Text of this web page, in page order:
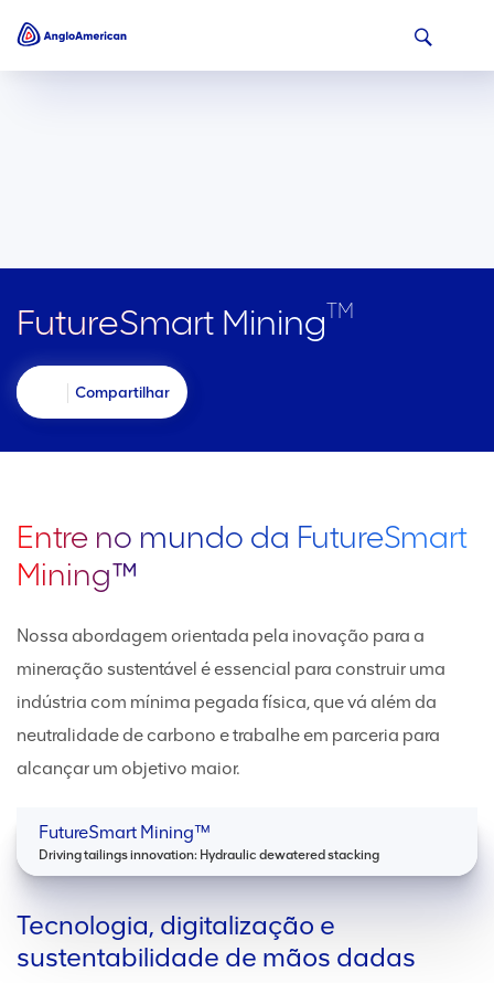
FutureSmart MiningTM
Compartilhar
FutureSmart Mining™
Driving tailings innovation: Hydraulic dewatered stacking
Entre no mundo da FutureSmart
Mining™
Nossa abordagem orientada pela inovação para a
mineração sustentável é essencial para construir uma
indústria com mínima pegada física, que vá além da
neutralidade de carbono e trabalhe em parceria para
alcançar um objetivo maior.
Tecnologia, digitalização e
sustentabilidade de mãos dadas